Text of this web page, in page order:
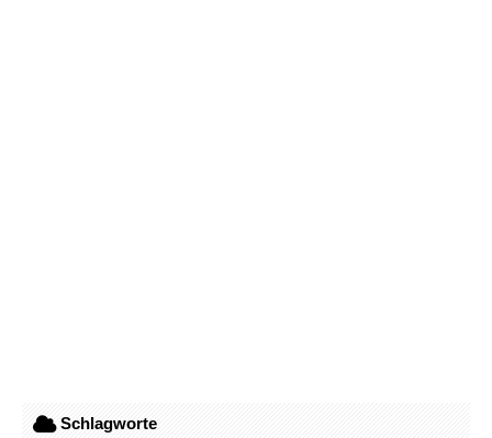
Schlagworte